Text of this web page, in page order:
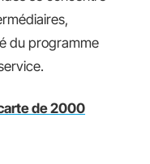
du programme
de 2000